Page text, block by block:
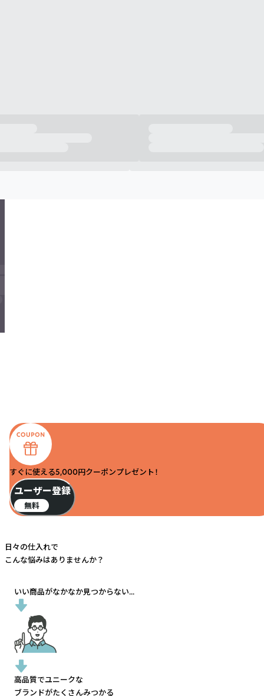
すぐに使える5,000円クーポンプレゼント！
ユーザー登録
無料
日々の仕入れで
こんな悩みはありませんか？
いい商品がなかなか見つからない...
高品質でユニークな
ブランドがたくさんみつかる